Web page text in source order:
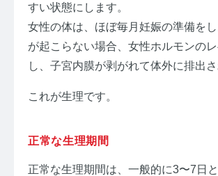
すい状態にします。
女性の体は、ほぼ毎月妊娠の準備を
が起こらない場合、女性ホルモンの
し、子宮内膜が剥がれて体外に排出さ
これが生理です。
正常な生理期間
正常な生理期間は、一般的に3〜7日